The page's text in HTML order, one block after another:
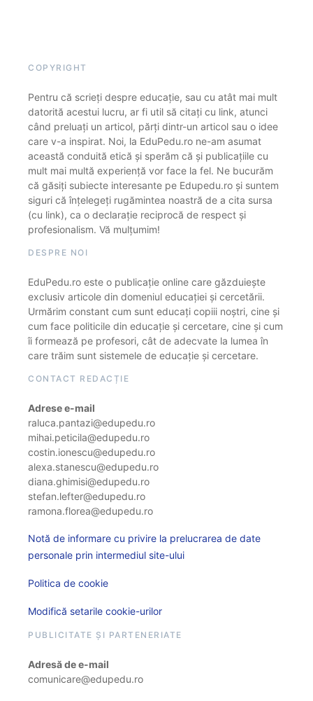
COPYRIGHT
Pentru că scrieți despre educație, sau cu atât mai mult
datorită acestui lucru, ar fi util să citați cu link, atunci
când preluați un articol, părți dintr-un articol sau o idee
care v-a inspirat. Noi, la EduPedu.ro ne-am asumat
această conduită etică și sperăm că și publicațiile cu
mult mai multă experiență vor face la fel. Ne bucurăm
că găsiți subiecte interesante pe Edupedu.ro și suntem
siguri că înțelegeți rugămintea noastră de a cita sursa
(cu link), ca o declarație reciprocă de respect și
profesionalism. Vă mulțumim!
DESPRE NOI
EduPedu.ro este o publicație online care găzduiește
exclusiv articole din domeniul educației și cercetării.
Urmărim constant cum sunt educați copiii noștri, cine și
cum face politicile din educație și cercetare, cine și cum
îi formează pe profesori, cât de adecvate la lumea în
care trăim sunt sistemele de educație și cercetare.
CONTACT REDACȚIE
Adrese e-mail
raluca.pantazi@edupedu.ro
mihai.peticila@edupedu.ro
costin.ionescu@edupedu.ro
alexa.stanescu@edupedu.ro
diana.ghimisi@edupedu.ro
stefan.lefter@edupedu.ro
ramona.florea@edupedu.ro
Notă de informare cu privire la prelucrarea de date
personale prin intermediul site-ului
Politica de cookie
Modifică setarile cookie-urilor
PUBLICITATE ȘI PARTENERIATE
Adresă de e-mail
comunicare@edupedu.ro